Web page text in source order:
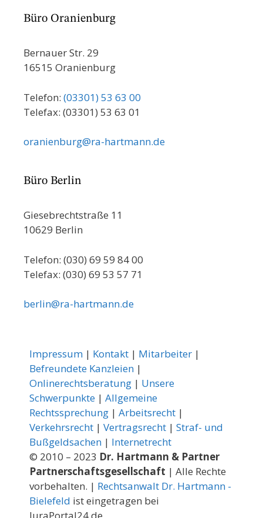
Büro Oranienburg
Bernauer Str. 29
16515 Oranienburg
Telefon: (03301) 53 63 00
Telefax: (03301) 53 63 01
oranienburg@ra-hartmann.de
Büro Berlin
Giesebrechtstraße 11
10629 Berlin
Telefon: (030) 69 59 84 00
Telefax: (030) 69 53 57 71
berlin@ra-hartmann.de
Impressum | Kontakt | Mitarbeiter |
Befreundete Kanzleien |
Onlinerechtsberatung | Unsere
Schwerpunkte | Allgemeine
Rechtssprechung | Arbeitsrecht |
Verkehrsrecht | Vertragsrecht | Straf- und
Bußgeldsachen | Internetrecht
© 2010 – 2023 Dr. Hartmann & Partner
Partnerschaftsgesellschaft | Alle Rechte
vorbehalten. | Rechtsanwalt Dr. Hartmann -
Bielefeld ist eingetragen bei